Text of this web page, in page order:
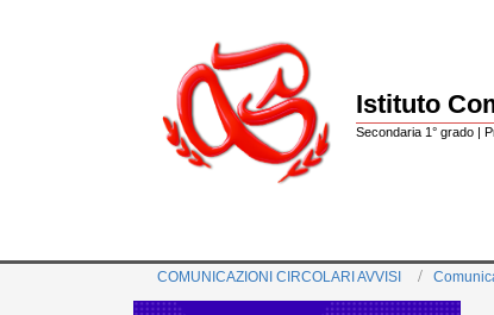
Istituto
Secondaria 1° grado |
COMUNICAZIONI CIRCOLARI AVVISI